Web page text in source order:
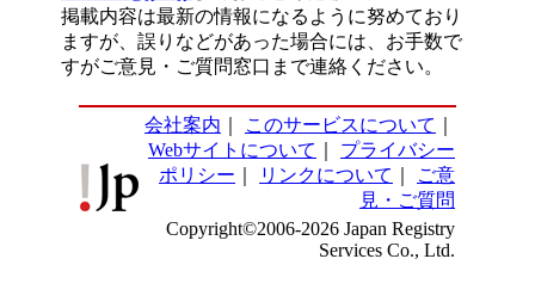
掲載内容は最新の情報になるように努めており
ますが、誤りなどがあった場合には、お手数で
すがご意見・ご質問窓口まで連絡ください。
会社案内 このサービスについて
Webサイトについて
プライバシー
ポリシー
リンクについて
ご意
見・ご質問
Copyright©2006-2026 Japan Registry
Services Co., Ltd.